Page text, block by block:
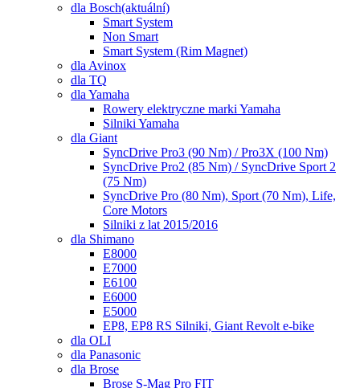
dla Bosch(aktuální)
Smart System
Non Smart
Smart System (Rim Magnet)
dla Avinox
dla TQ
dla Yamaha
Rowery elektryczne marki Yamaha
Silniki Yamaha
dla Giant
SyncDrive Pro3 (90 Nm) / Pro3X (100 Nm)
SyncDrive Pro2 (85 Nm) / SyncDrive Sport 2
(75 Nm)
SyncDrive Pro (80 Nm), Sport (70 Nm), Life,
Core Motors
Silniki z lat 2015/2016
dla Shimano
E8000
E7000
E6100
E6000
E5000
EP8, EP8 RS Silniki, Giant Revolt e-bike
dla OLI
dla Panasonic
dla Brose
Brose S-Mag Pro FIT